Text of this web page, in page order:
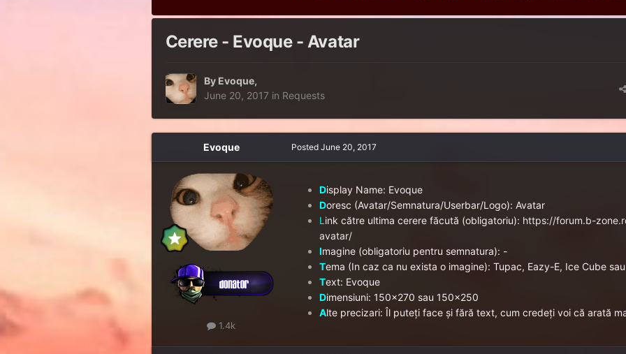
Cerere - Evoque - Avatar
By Evoque,
June 20, 2017 in Requests
Evoque
1.4k
Posted June 20, 2017
Display Name: Evoque
Doresc (Avatar/Semnatura/Userbar/Logo): Avatar
L ink către ultima cerere făcută (obligatoriu): https://forum.b-
avatar/
Imagine (obligatoriu pentru semnatura): -
Tema (In caz ca nu exista o imagine): Tupac, Eazy-E, Ice Cube
Text: Evoque
Dimensiuni: 150x270 sau 150x250
Alte precizari: Îl puteți face și fără text, cum credeți voi că arată